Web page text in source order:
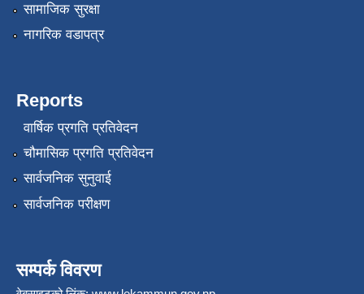
सामाजिक सुरक्षा
नागरिक वडापत्र
Reports
वार्षिक प्रगति प्रतिवेदन
चौमासिक प्रगति प्रतिवेदन
सार्वजनिक सुनुवाई
सार्वजनिक परीक्षण
सम्पर्क विवरण